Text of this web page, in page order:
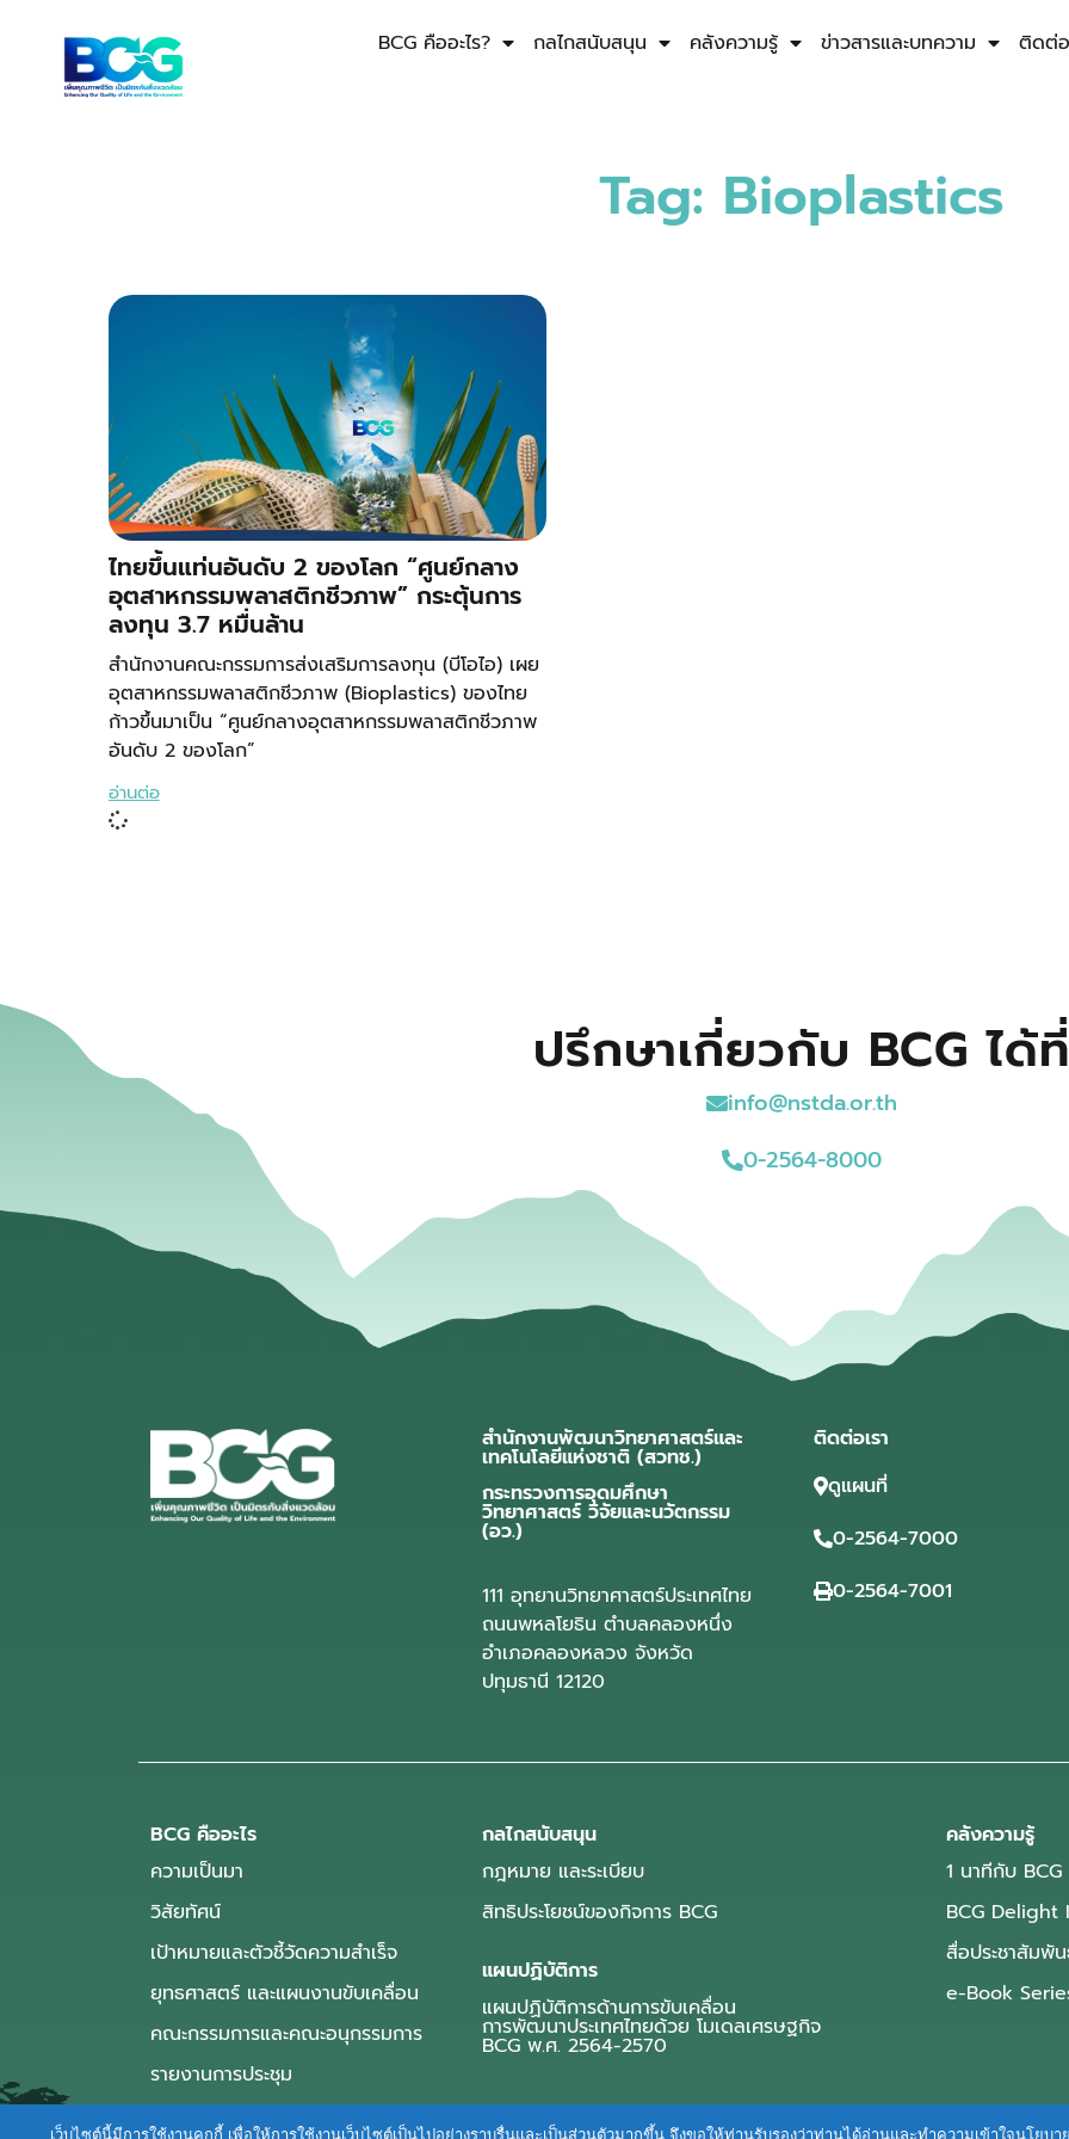
BCG คืออะไร? กลไกสนับสนุน คลังความรู้ ข่าวสารและบทความ ติดต่อ
Tag: Bioplastics
ไทยขึ้นแท่นอันดับ 2 ของโลก “ศูนย์กลาง
อุตสาหกรรมพลาสติกชีวภาพ” กระตุ้นการ
ลงทุน 3.7 หมื่นล้าน
สำนักงานคณะกรรมการส่งเสริมการลงทุน (บีโอไอ) เผย
อุตสาหกรรมพลาสติกชีวภาพ (Bioplastics) ของไทย
ก้าวขึ้นมาเป็น “ศูนย์กลางอุตสาหกรรมพลาสติกชีวภาพ
อันดับ 2 ของโลก”
อ่านต่อ
ปรึกษาเกี่ยวกับ BCG ได้ที่
info@nstda.or.th
0-2564-8000
สำนักงานพัฒนาวิทยาศาสตร์และ
เทคโนโลยีแห่งชาติ (สวทช.)
กระทรวงการอุดมศึกษา
วิทยาศาสตร์ วิจัยและนวัตกรรม
(อว.)
111 อุทยานวิทยาศาสตร์ประเทศไทย
ถนนพหลโยธิน ตำบลคลองหนึ่ง
อำเภอคลองหลวง จังหวัด
ปทุมธานี 12120
ติดต่อเรา
ดูแผนที่
0-2564-7000
0-2564-7001
BCG คืออะไร
ความเป็นมา
วิสัยทัศน์
เป้าหมายและตัวชี้วัดความสำเร็จ
ยุทธศาสตร์ และแผนงานขับเคลื่อน
คณะกรรมการและคณะอนุกรรมการ
รายงานการประชุม
กลไกสนับสนุน
กฎหมาย และระเบียบ
สิทธิประโยชน์ของกิจการ BCG
แผนปฏิบัติการ
แผนปฏิบัติการด้านการขับเคลื่อน
การพัฒนาประเทศไทยด้วย โมเดลเศรษฐกิจ
BCG พ.ศ. 2564-2570
คลังความรู้
1 นาทีกับ BCG
BCG
สื่อประชาสัมพั
e-Book
เว็บไซต์นี้มีการใช้งานคุกกี้ เพื่อให้การใช้งานเว็บไซต์เป็นไปอย่างราบรื่นและเป็นส่วนตัวมากขึ้น จึงขอให้ท่านรับรองว่าท่านได้อ่านและทำความเข้าใจนโ